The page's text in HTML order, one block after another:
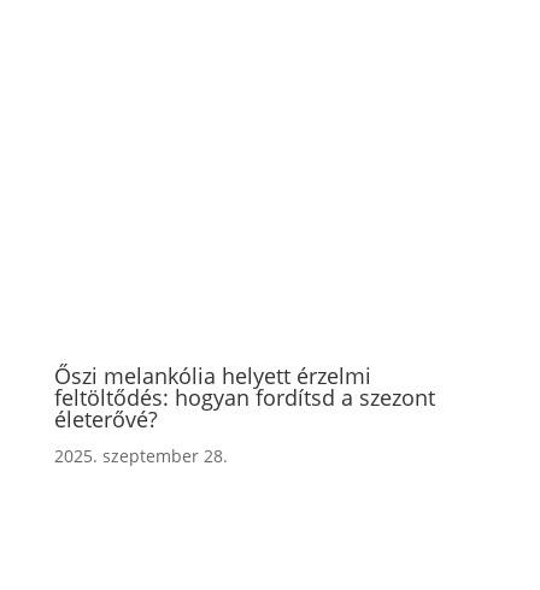
Őszi melankólia helyett érzelmi
feltöltődés: hogyan fordítsd a szezont
életerővé?
2025. szeptember 28.